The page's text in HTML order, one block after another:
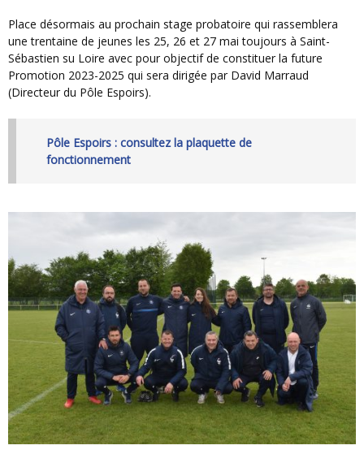
Place désormais au prochain stage probatoire qui rassemblera
une trentaine de jeunes les 25, 26 et 27 mai toujours à Saint-
Sébastien su Loire avec pour objectif de constituer la future
Promotion 2023-2025 qui sera dirigée par David Marraud
(Directeur du Pôle Espoirs).
Pôle Espoirs : consultez la plaquette de
fonctionnement